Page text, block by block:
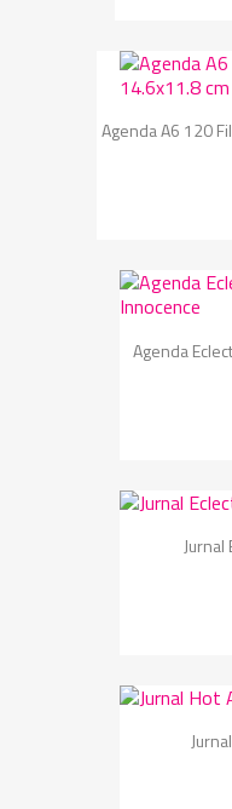
Agenda A6 120
Agenda
Jurnal